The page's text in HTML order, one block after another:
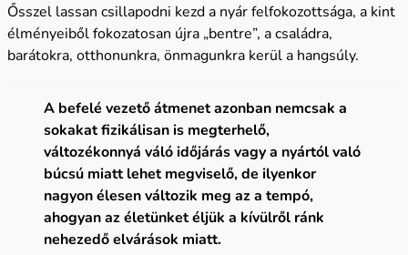
Ősszel lassan csillapodni kezd a nyár felfokozottsága, a kint
élményeiből fokozatosan újra „bentre”, a családra,
barátokra, otthonunkra, önmagunkra kerül a hangsúly.
A befelé vezető átmenet azonban nemcsak a
sokakat fizikálisan is megterhelő,
változékonnyá váló időjárás vagy a nyártól való
búcsú miatt lehet megviselő, de ilyenkor
nagyon élesen változik meg az a tempó,
ahogyan az életünket éljük a kívülről ránk
nehezedő elvárások miatt.